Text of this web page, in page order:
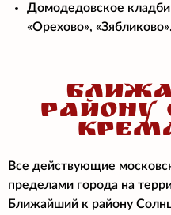
Домодедовское
«Орехово», «Зябликово».
РАЙОНУ
Все действующие
пределами города на
Ближайший к району